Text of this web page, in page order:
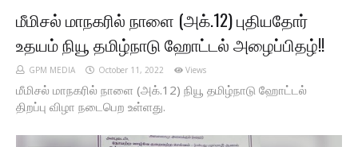
மீமிசல் மாநகரில் நாளை (அக்.12) புதியதோர்
உதயம் நியூ தமிழ்நாடு ஹோட்டல் அழைப்பிதழ்!!
GPM MEDIA October 11, 2022 Views
மீமிசல் மாநகரில் நாளை (அக்.12) நியூ தமிழ்நாடு ஹோட்டல்
திறப்பு விழா நடைபெற உள்ளது.